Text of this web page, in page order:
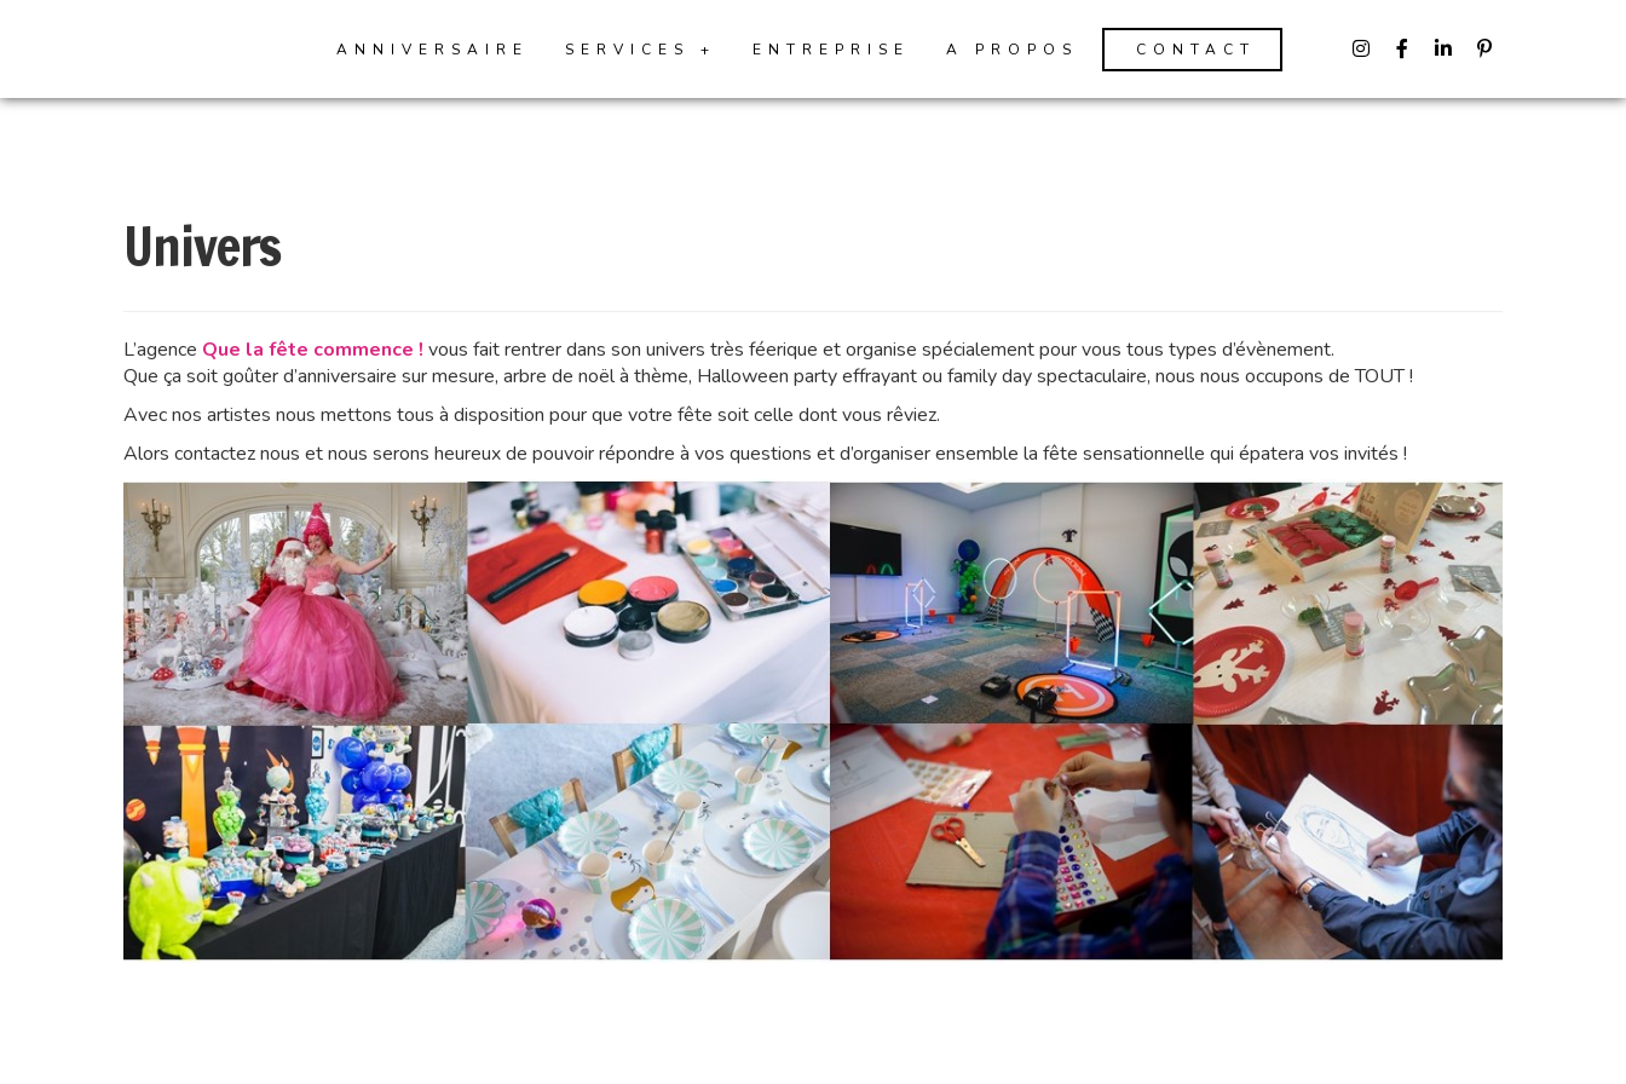
ANNIVERSAIRE SERVICES + ENTREPRISE A PROPOS CONTACT
Univers
L’agence Que la fête commence ! vous fait rentrer dans son univers très féerique et organise spécialement pour vous tous types d’évènement.
Que ça soit goûter d’anniversaire sur mesure, arbre de noël à thème, Halloween party effrayant ou family day spectaculaire, nous nous occupons de TOUT !
Avec nos artistes nous mettons tous à disposition pour que votre fête soit celle dont vous rêviez.
Alors contactez nous et nous serons heureux de pouvoir répondre à vos questions et d’organiser ensemble la fête sensationnelle qui épatera vos invités !